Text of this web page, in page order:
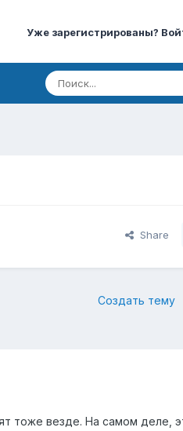
Уже зарегистрированы?
Share
Создать тему
тоже везде. На самом деле,